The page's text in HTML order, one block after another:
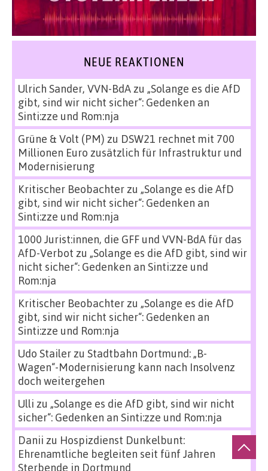
NEUE REAKTIONEN
Ulrich Sander, VVN-BdAzu „Solange es die AfD
gibt, sind wir nicht sicher“: Gedenken an
Sinti:zze und Rom:nja
Grüne & Volt (PM) zu DSW21 rechnet mit 700
Millionen Euro zusätzlich für Infrastruktur und
Modernisierung
Kritischer Beobachterzu „Solange es die AfD
gibt, sind wir nicht sicher“: Gedenken an
Sinti:zze und Rom:nja
1000 Jurist:innen, die GFF und VVN-BdA für das
AfD-Verbot zu „Solange es die AfD gibt, sind wir
nicht sicher“: Gedenken an Sinti:zze und
Rom:nja
Kritischer Beobachterzu „Solange es die AfD
gibt, sind wir nicht sicher“: Gedenken an
Sinti:zze und Rom:nja
Udo Stailerzu Stadtbahn Dortmund: „B-
Wagen“-Modernisierung kann nach Insolvenz
doch weitergehen
Ulli zu „Solange es die AfD gibt, sind wir nicht
sicher“: Gedenken an Sinti:zze und Rom:nja
Danii zu Hospizdienst Dunkelbunt:
Ehrenamtliche begleiten seit fünf Jahren
Sterbende in Dortmund